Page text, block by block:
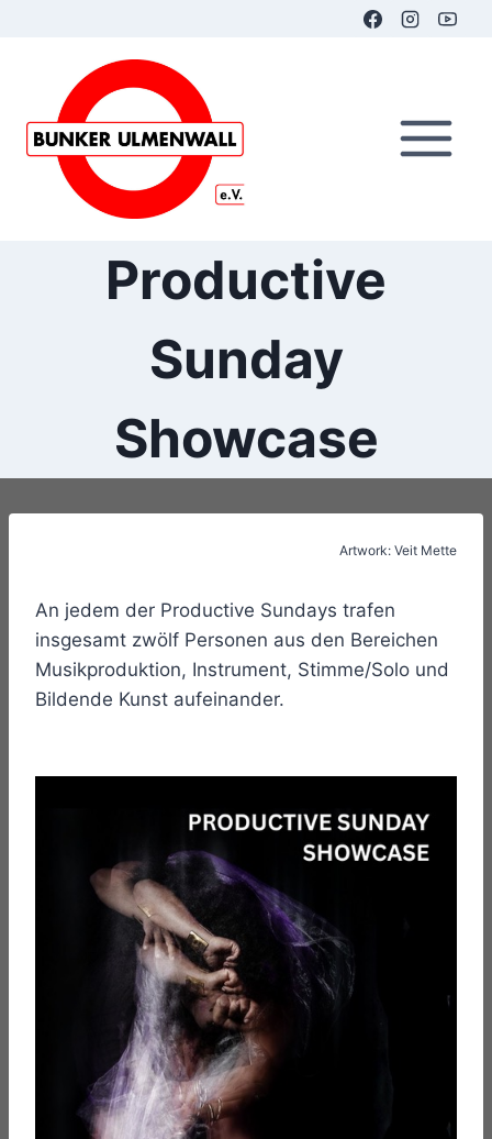
Productive
Sunday
Showcase
Artwork: Veit Mette
An jedem der Productive Sundays trafen
insgesamt zwölf Personen aus den Bereichen
Musikproduktion, Instrument, Stimme/Solo und
Bildende Kunst aufeinander.